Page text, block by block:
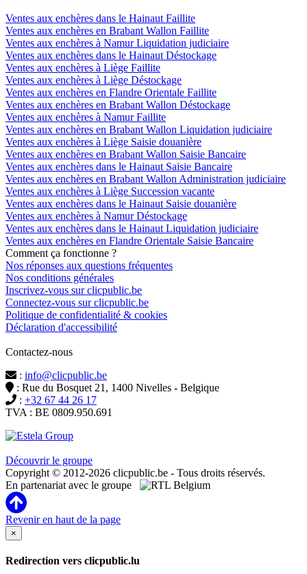
Ventes aux enchères dans le Hainaut Faillite
Ventes aux enchères en Brabant Wallon Faillite
Ventes aux enchères à Namur Liquidation judiciaire
Ventes aux enchères dans le Hainaut Déstockage
Ventes aux enchères à Liège Faillite
Ventes aux enchères à Liège Déstockage
Ventes aux enchères en Flandre Orientale Faillite
Ventes aux enchères en Brabant Wallon Déstockage
Ventes aux enchères à Namur Faillite
Ventes aux enchères en Brabant Wallon Liquidation judiciaire
Ventes aux enchères à Liège Saisie douanière
Ventes aux enchères en Brabant Wallon Saisie Bancaire
Ventes aux enchères dans le Hainaut Saisie Bancaire
Ventes aux enchères en Brabant Wallon Administration judiciaire
Ventes aux enchères à Liège Succession vacante
Ventes aux enchères dans le Hainaut Saisie douanière
Ventes aux enchères à Namur Déstockage
Ventes aux enchères dans le Hainaut Liquidation judiciaire
Ventes aux enchères en Flandre Orientale Saisie Bancaire
Comment ça fonctionne ?
Nos réponses aux questions fréquentes
Nos conditions générales
Inscrivez-vous sur clicpublic.be
Connectez-vous sur clicpublic.be
Politique de confidentialité & cookies
Déclaration d'accessibilité
Contactez-nous
: info@clicpublic.be
: Rue du Bosquet 21, 1400 Nivelles - Belgique
: +32 67 44 26 17
TVA : BE 0809.950.691
Découvrir le groupe
Copyright © 2012-2026 clicpublic.be - Tous droits réservés.
En partenariat avec le groupe
Revenir en haut de la page
×
Redirection vers clicpublic.lu